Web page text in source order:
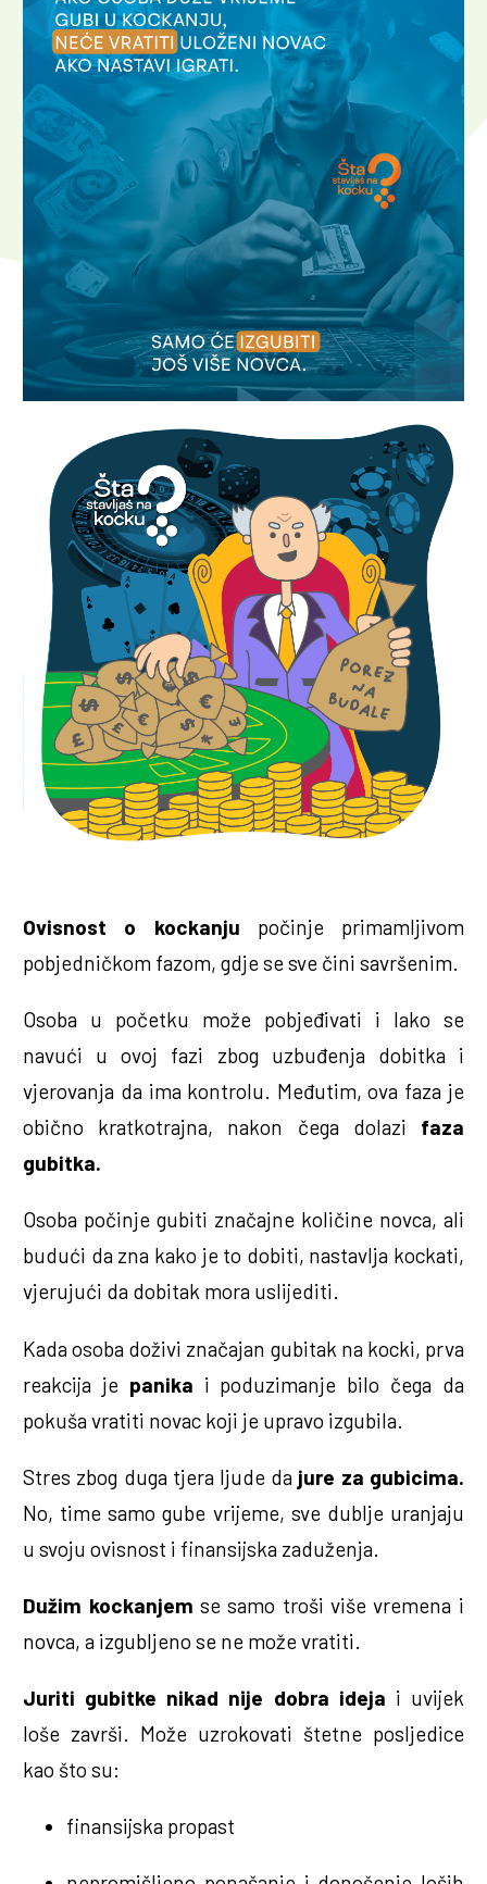
Ovisnost o kockanju počinje primamljivom
pobjedničkom fazom, gdje se sve čini savršenim.
Osoba u početku može pobjeđivati i lako se
navući u ovoj fazi zbog uzbuđenja dobitka i
vjerovanja da ima kontrolu. Međutim, ova faza je
obično kratkotrajna, nakon čega dolazi faza
gubitka.
Osoba počinje gubiti značajne količine novca, ali
budući da zna kako je to dobiti, nastavlja kockati,
vjerujući da dobitak mora uslijediti.
Kada osoba doživi značajan gubitak na kocki, prva
reakcija je panika i poduzimanje bilo čega da
pokuša vratiti novac koji je upravo izgubila.
Stres zbog duga tjera ljude da jure za gubicima.
No, time samo gube vrijeme, sve dublje uranjaju
u svoju ovisnost i finansijska zaduženja.
Dužim kockanjem se samo troši više vremena i
novca, a izgubljeno se ne može vratiti.
Juriti gubitke nikad nije dobra ideja i uvijek
loše završi. Može uzrokovati štetne posljedice
kao što su:
finansijska propast